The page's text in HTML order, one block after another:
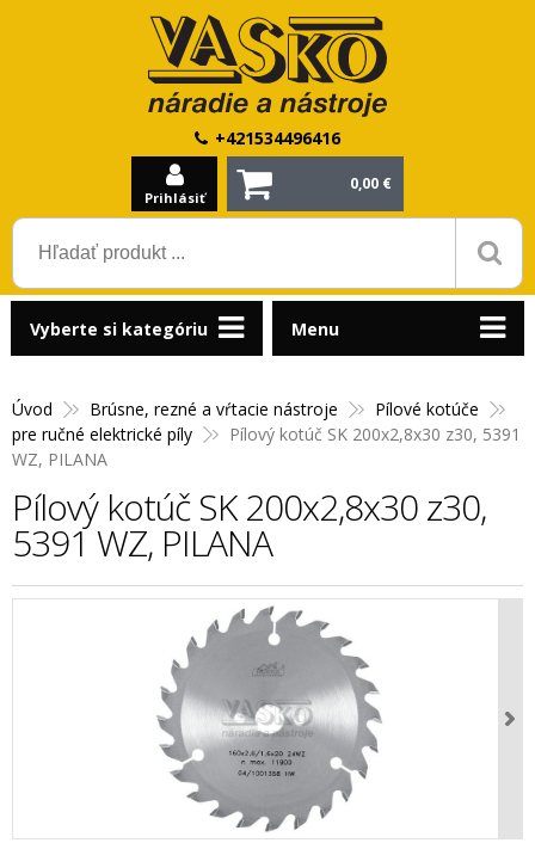
+421534496416
Prihlásiť
0,00 €
Úvod Brúsne, rezné a vŕtacie nástroje
Pílové kotúče
pre ručné elektrické píly
Pílový kotúč SK 200x2,8x30 z30, 5391
WZ, PILANA
Pílový kotúč SK 200x2,8x30 z30,
5391 WZ, PILANA
Vyberte si kategóriu Menu